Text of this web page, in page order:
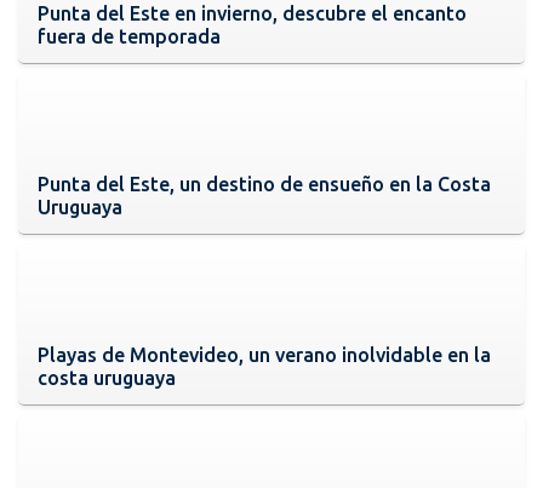
Punta del Este en invierno, descubre el encanto
fuera de temporada
Punta del Este, un destino de ensueño en la Costa
Uruguaya
Playas de Montevideo, un verano inolvidable en la
costa uruguaya